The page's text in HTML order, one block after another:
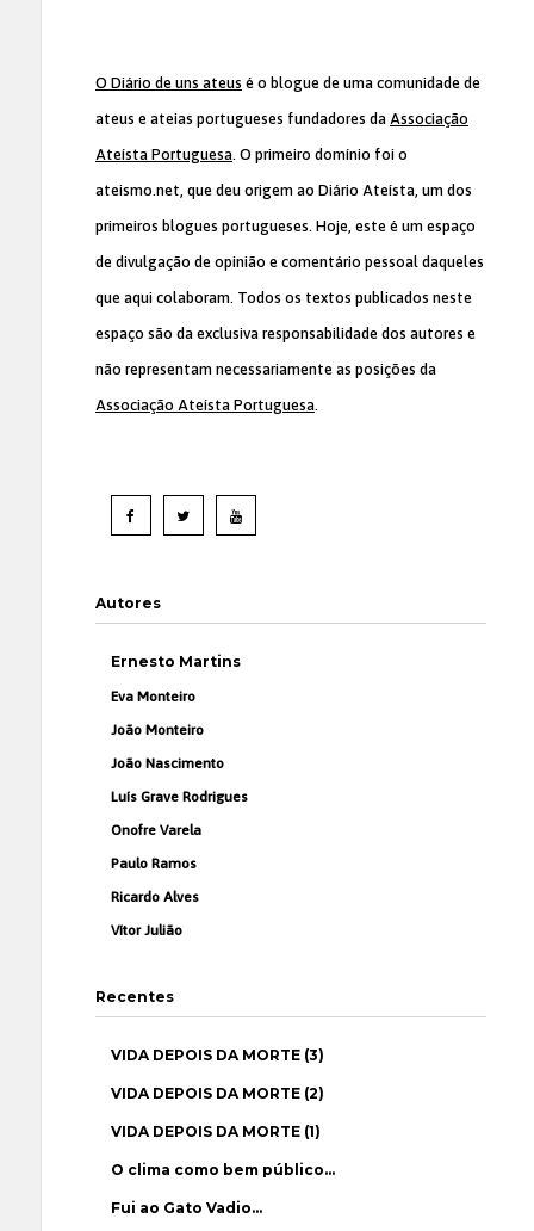
O Diário de uns ateus é o blogue de uma comunidade de
ateus e ateias portugueses fundadores da Associação
Ateísta Portuguesa. O primeiro domínio foi o
ateismo.net, que deu origem ao Diário Ateísta, um dos
primeiros blogues portugueses. Hoje, este é um espaço
de divulgação de opinião e comentário pessoal daqueles
que aqui colaboram. Todos os textos publicados neste
espaço são da exclusiva responsabilidade dos autores e
não representam necessariamente as posições da
Associação Ateísta Portuguesa.
Autores
Ernesto Martins
Eva Monteiro
João Monteiro
João Nascimento
Luís Grave Rodrigues
Onofre Varela
Paulo Ramos
Ricardo Alves
Vítor Julião
Recentes
VIDA DEPOIS DA MORTE (3)
VIDA DEPOIS DA MORTE (2)
VIDA DEPOIS DA MORTE (1)
O clima como bem público…
Fui ao Gato Vadio…